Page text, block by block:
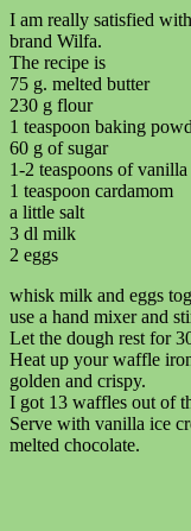
I am really satisfied
brand Wilfa.
The recipe is
75 g. melted butter
230 g flour
1 teaspoon baking
60 g of sugar
1-2 teaspoons of vanilla
1 teaspoon cardamom
a little salt
3 dl milk
2 eggs
whisk milk and eggs
use a hand mixer and
Let the dough rest for
Heat up your waffle
golden and crispy.
I got 13 waffles out of
Serve with vanilla ice
melted chocolate.